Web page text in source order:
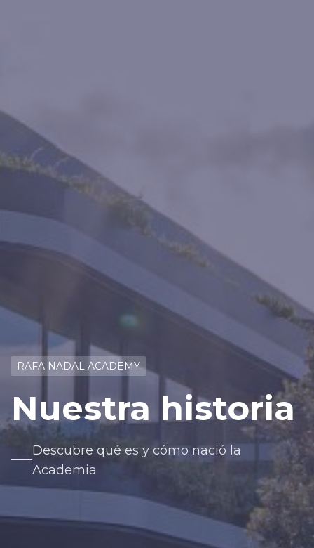
RAFA NADAL ACADEMY
Nuestra historia
Descubre qué es y cómo nació la
Academia